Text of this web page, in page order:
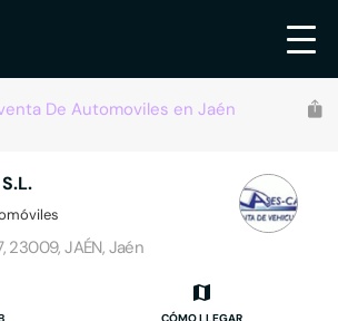
De Automoviles en Jaén
23009, JAÉN, Jaén
CÓMO LLEGAR